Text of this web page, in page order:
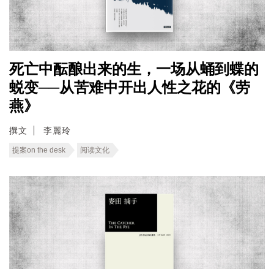
死亡中酝酿出来的生，一场从蛹到蝶的
蜕变──从苦难中开出人性之花的《劳
燕》
撰文 李麗玲
提案on the desk 阅读文化